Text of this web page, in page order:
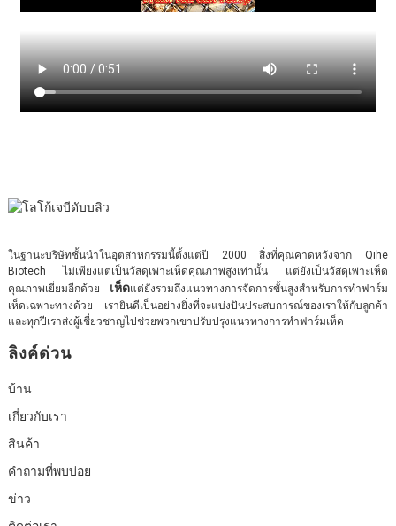
ในฐานะบริษัทชั้นนำในอุตสาหกรรมนี้ตั้งแต่ปี 2000 สิ่งที่คุณคาดหวังจาก Qihe
Biotech ไม่เพียงแต่เป็นวัสดุเพาะเห็ดคุณภาพสูงเท่านั้น แต่ยังเป็นวัสดุเพาะเห็ด
คุณภาพเยี่ยมอีกด้วย เห็ดแต่ยังรวมถึงแนวทางการจัดการขั้นสูงสำหรับการทำฟาร์ม
เห็ดเฉพาะทางด้วย เรายินดีเป็นอย่างยิ่งที่จะแบ่งปันประสบการณ์ของเราให้กับลูกค้า
และทุกปีเราส่งผู้เชี่ยวชาญไปช่วยพวกเขาปรับปรุงแนวทางการทำฟาร์มเห็ด
ลิงค์ด่วน
บ้าน
เกี่ยวกับเรา
สินค้า
คำถามที่พบบ่อย
ข่าว